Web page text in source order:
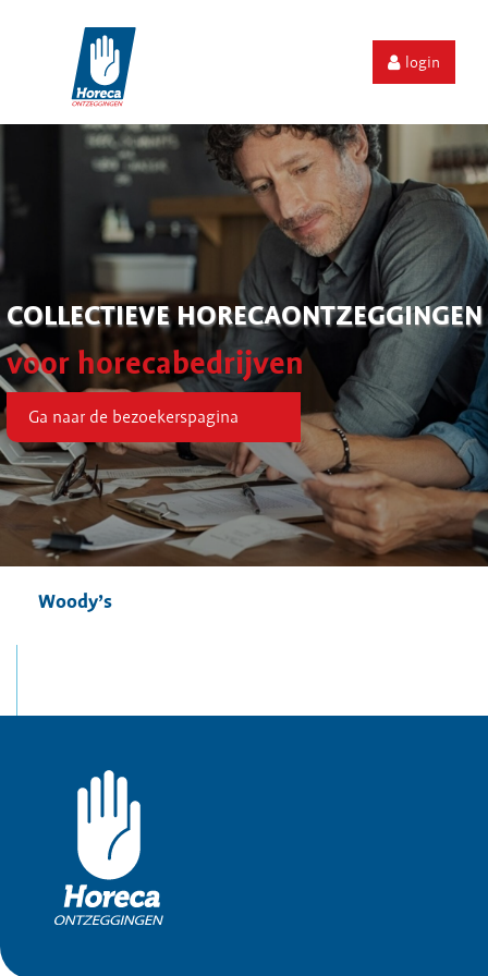
login
COLLECTIEVE HORECAONTZEGGINGEN
voor horecabedrijven
Ga naar de bezoekerspagina
Woody’s